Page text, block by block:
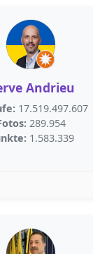
Andrieu
17.519.497.607
289.954
1.583.339